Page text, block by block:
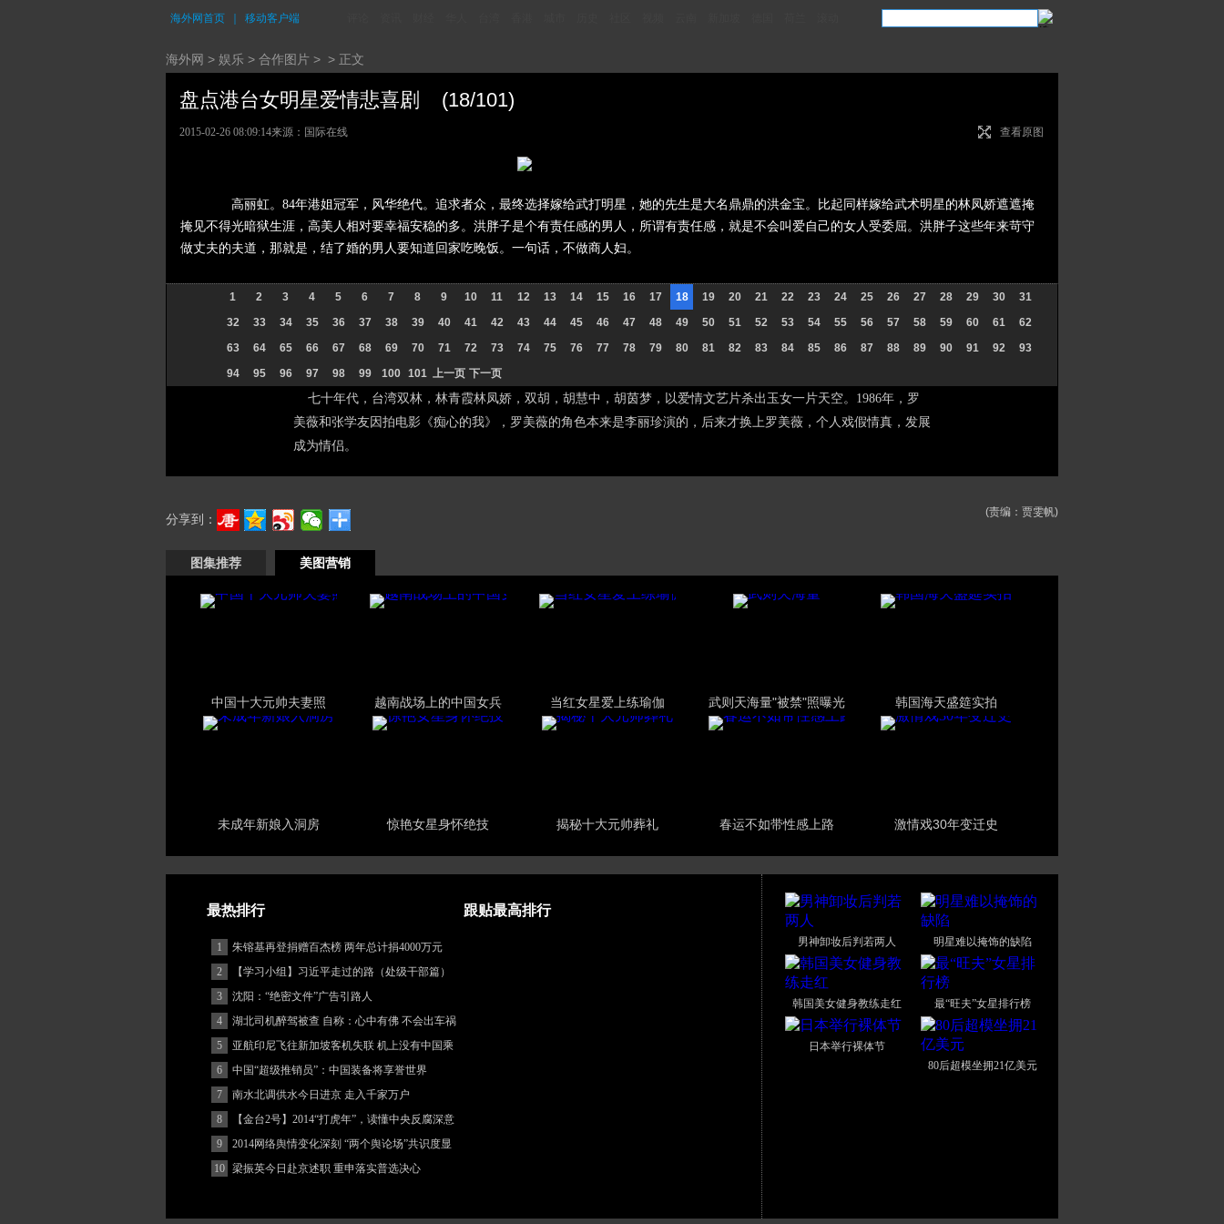
海外网首页 移动客户端
海外网 > 娱乐 > 合作图片 > > 正文
盘点港台女明星爱情悲喜剧 (18/101)
查看原图
2015-02-26 08:09:14来源：国际在线
高丽虹。84年港姐冠军，风华绝代。追求者众，最终选择嫁给武打明星，她的先生是大名鼎鼎的洪金宝。比起同样嫁给武术明星的林凤娇遮遮掩
掩见不得光暗狱生涯，高美人相对要幸福安稳的多。洪胖子是个有责任感的男人，所谓有责任感，就是不会叫爱自己的女人受委屈。洪胖子这些年来苛守
做丈夫的夫道，那就是，结了婚的男人要知道回家吃晚饭。一句话，不做商人妇。
1 2 3 4 5 6 7 8 9 10 11 12 13 14 15 16 17 18 19 20 21 22 23 24 25 26 27 28 29 30
31
32
33 34 35 36 37 38 39 40 41 42 43 44 45 46 47 48 49 50 51 52 53 54 55 56 57 58 59 60 61
62
63
64 65 66 67 68 69 70 71 72 73 74 75 76 77 78 79 80 81 82 83 84 85 86 87 88 89 90 91 92
93
94
95 96 97 98 99 100 101 上一页 下一页
七十年代，台湾双林，林青霞林凤娇，双胡，胡慧中，胡茵梦，以爱情文艺片杀出玉女一片天空。1986年，罗
美薇和张学友因拍电影《痴心的我》，罗美薇的角色本来是李丽珍演的，后来才换上罗美薇，个人戏假情真，发展
成为情侣。
(责编：贾雯帆)
分享到：
图集推荐 美图营销
中国十大元帅夫妻照 越南战场上的中国女兵 当红女星爱上练瑜伽 武则天海量"被禁"照曝光 韩国海天盛筵实拍
未成年新娘入洞房 惊艳女星身怀绝技 揭秘十大元帅葬礼 春运不如带性感上路 激情戏30年变迁史
最热排行 跟贴最高排行
1
朱镕基再登捐赠百杰榜 两年总计捐4000万元
2
【学习小组】习近平走过的路（处级干部篇）
3
沈阳：“绝密文件”广告引路人
4
湖北司机醉驾被查 自称：心中有佛 不会出车祸
(图)
5
亚航印尼飞往新加坡客机失联 机上没有中国乘
客
6
中国“超级推销员”：中国装备将享誉世界
7
南水北调供水今日进京 走入千家万户
8
【金台2号】2014“打虎年”，读懂中央反腐深意
9
2014网络舆情变化深刻 “两个舆论场”共识度显
著增强
10 梁振英今日赴京述职 重申落实普选决心
男神卸妆后判若两人 明星难以掩饰的缺陷
韩国美女健身教练走红 最“旺夫”女星排行榜
日本举行裸体节
80后超模坐拥21亿美元